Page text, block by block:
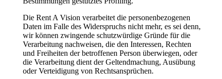
Die Rent A Vision verarbeitet die personenbezogenen
Daten im Falle des Widerspruchs nicht mehr, es sei denn,
wir können zwingende schutzwürdige Gründe für die
Verarbeitung nachweisen, die den Interessen, Rechten
und Freiheiten der betroffenen Person überwiegen, oder
die Verarbeitung dient der Geltendmachung, Ausübung
oder Verteidigung von Rechtsansprüchen.